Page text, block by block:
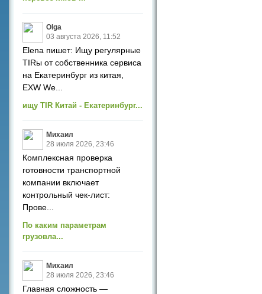
Olga
03 августа 2026, 11:52
Elena пишет: Ищу регулярные
TIRы от собственника сервиса
на Екатеринбург из китая,
EXW We...
ищу TIR Китай - Екатеринбург...
Михаил
28 июля 2026, 23:46
Комплексная проверка
готовности транспортной
компании включает
контрольный чек-лист:
Прове...
По каким параметрам
грузовла...
Михаил
28 июля 2026, 23:46
Главная сложность —